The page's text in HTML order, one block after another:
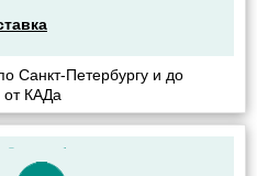
Санкт-Петербургу и до
от КАДа